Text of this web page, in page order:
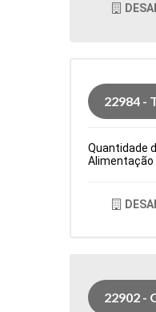
22984 -
Quantidade
Alimentação
de
22902 -